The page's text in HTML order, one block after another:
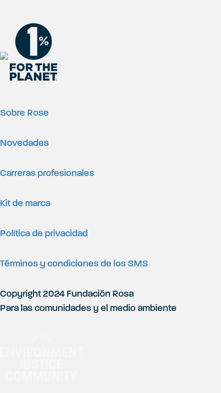
a
Sobre Rose
Novedades
Carreras profesionales
Kit de marca
Política de privacidad
Términos y condiciones de los SMS
Copyright 2024 Fundación Rosa
Para las comunidades y el medio ambiente